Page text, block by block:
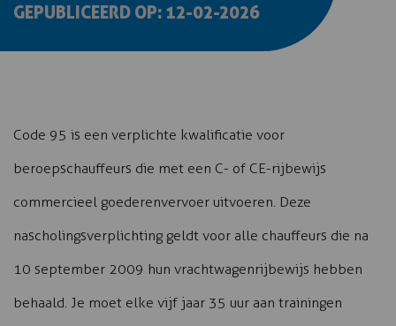
GEPUBLICEERD OP: 12-02-2026
Code 95 is een verplichte kwalificatie voor
beroepschauffeurs die met een C- of CE-rijbewijs
commercieel goederenvervoer uitvoeren. Deze
nascholingsverplichting geldt voor alle chauffeurs die na
10 september 2009 hun vrachtwagenrijbewijs hebben
behaald. Je moet elke vijf jaar 35 uur aan trainingen